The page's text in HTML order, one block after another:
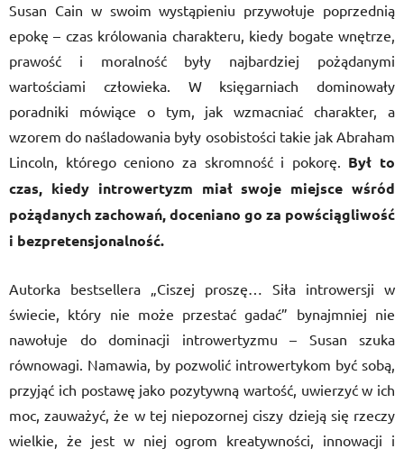
Susan Cain w swoim wystąpieniu przywołuje poprzednią
epokę – czas królowania charakteru, kiedy bogate wnętrze,
prawość i moralność były najbardziej pożądanymi
wartościami człowieka. W księgarniach dominowały
poradniki mówiące o tym, jak wzmacniać charakter, a
wzorem do naśladowania były osobistości takie jak Abraham
Lincoln, którego ceniono za skromność i pokorę. Był to
czas, kiedy introwertyzm miał swoje miejsce wśród
pożądanych zachowań, doceniano go za powściągliwość
i bezpretensjonalność.
Autorka bestsellera „Ciszej proszę… Siła introwersji w
świecie, który nie może przestać gadać” bynajmniej nie
nawołuje do dominacji introwertyzmu – Susan szuka
równowagi. Namawia, by pozwolić introwertykom być sobą,
przyjąć ich postawę jako pozytywną wartość, uwierzyć w ich
moc, zauważyć, że w tej niepozornej ciszy dzieją się rzeczy
wielkie, że jest w niej ogrom kreatywności, innowacji i